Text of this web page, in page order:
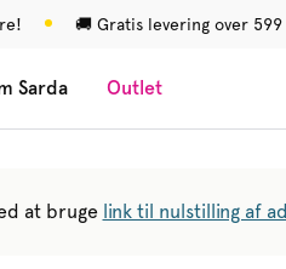
🚚 Gratis levering over 599
Sarda Outlet
at bruge link til nulstilling af